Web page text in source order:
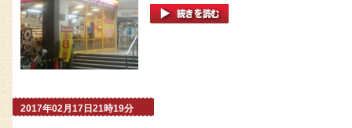
2017年02月17日21時19分